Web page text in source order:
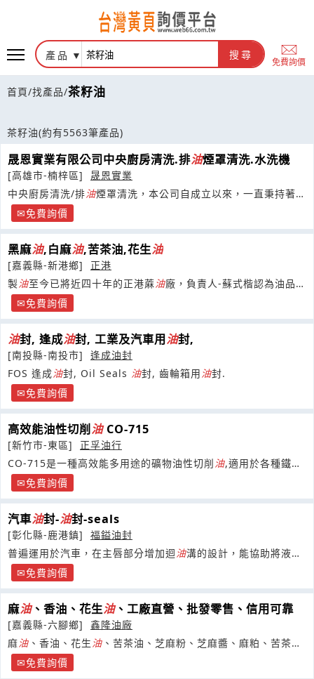
產品 搜尋
免費詢價
首頁/找產品/茶籽油
茶籽油(約有5563筆產品)
晟恩實業有限公司中央廚房清洗.排油煙罩清洗.水洗機
[高雄市-楠梓區]
晟恩實業
中央廚房清洗/排油煙罩清洗，本公司自成立以來，一直秉持著
【專業】【服務】【熱忱】【負責】的經營理念，我們的服務遍
及全台灣
免費詢價
黑麻油,白麻油,苦茶油,花生油
[嘉義縣-新港鄉]
正港
製油至今已將近四十年的正港蔴油廠，負責人-蘇式楷認為油品的
好壞，需要從原物料的品質做好控管，並且藉由經驗的累積來控
制芝蔴焙炒的時間及火侯
免費詢價
油封, 逢成油封, 工業及汽車用油封,
[南投縣-南投市]
逢成油封
FOS 逢成油封, Oil Seals 油封, 齒輪箱用油封.
免費詢價
高效能油性切削 油 CO-715
[新竹市-東區]
正孚油行
CO-715是一種高效能多用途的礦物油性切削油,適用於各種鐵金
屬及鋁合金、不鏽鋼等輕至中負荷切削,優異的切削能力有效促進
成品表面光澤
免費詢價
汽車油封-油封-seals
[彰化縣-鹿港鎮]
福鎰油封
普遍運用於汽車，在主唇部分增加迴油溝的設計，能協助將液體
油脂持續吸附於
免費詢價
麻油、香油、花生油、工廠直營、批發零售、信用可靠
[嘉義縣-六腳鄉]
鑫隆油廠
麻油 、香油、花生油 、苦茶油、芝麻粉、芝麻醬、麻粕、苦茶粕
等批發零售
免費詢價